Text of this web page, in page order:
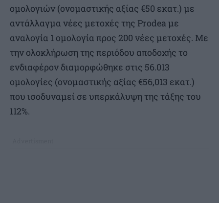
ομολογιών (ονομαστικής αξίας €50 εκατ.) με
αντάλλαγμα νέες μετοχές της Prodea με
αναλογία 1 ομολογία προς 200 νέες μετοχές. Με
την ολοκλήρωση της περιόδου αποδοχής το
ενδιαφέρον διαμορφώθηκε στις 56.013
ομολογίες (ονομαστικής αξίας €56,013 εκατ.)
που ισοδυναμεί σε υπερκάλυψη της τάξης του
112%.